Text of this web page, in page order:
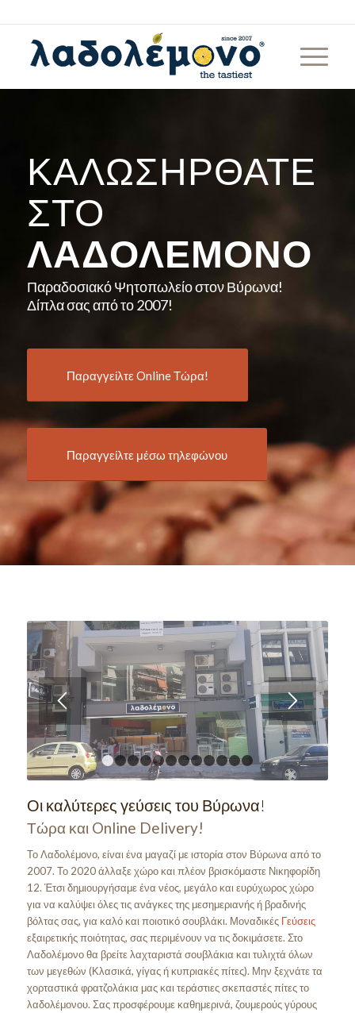
ΚΑΛΩΣΉΡΘΑΤΕ
ΣΤΟ
ΛΑΔΟΛΈΜΟΝΟ
Παραδοσιακό Ψητοπωλείο στον Βύρωνα!
Δίπλα σας από το 2007!
Παραγγείλτε Online Τώρα!
Παραγγείλτε μέσω τηλεφώνου
1 2 3 4 5 6 7 8 9 10 1112
Οι καλύτερες γεύσεις του Βύρωνα!
Τώρα και Online Delivery!
Το Λαδολέμονο, είναι ένα μαγαζί με ιστορία στον Βύρωνα από το
2007. Το 2020 άλλαξε χώρο και πλέον βρισκόμαστε Νικηφορίδη
12. Έτσι δημιουργήσαμε ένα νέος, μεγάλο και ευρύχωρος χώρο
για να καλύψει όλες τις ανάγκες της μεσημεριανής ή βραδινής
βόλτας σας, για καλό και ποιοτικό σουβλάκι. Μοναδικές Γεύσεις
εξαιρετικής ποιότητας, σας περιμένουν να τις δοκιμάσετε. Στο
Λαδολέμονο θα βρείτε λαχταριστά σουβλάκια και τυλιχτά όλων
των μεγεθών (Κλασικά, γίγας ή κυπριακές πίτες). Μην ξεχνάτε τα
χορταστικά φρατζολάκια μας και τεράστιες σκεπαστές πίτες το
λαδολέμονου. Σας προσφέρουμε καθημερινά, ζουμερούς γύρους